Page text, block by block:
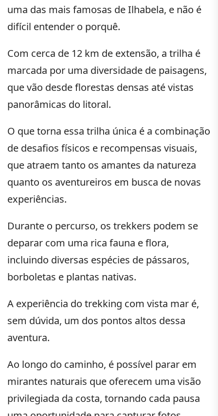
uma das mais famosas de Ilhabela, e não é
difícil entender o porquê.
Com cerca de 12 km de extensão, a trilha é
marcada por uma diversidade de paisagens,
que vão desde florestas densas até vistas
panorâmicas do litoral.
O que torna essa trilha única é a combinação
de desafios físicos e recompensas visuais,
que atraem tanto os amantes da natureza
quanto os aventureiros em busca de novas
experiências.
Durante o percurso, os trekkers podem se
deparar com uma rica fauna e flora,
incluindo diversas espécies de pássaros,
borboletas e plantas nativas.
A experiência do trekking com vista mar é,
sem dúvida, um dos pontos altos dessa
aventura.
Ao longo do caminho, é possível parar em
mirantes naturais que oferecem uma visão
privilegiada da costa, tornando cada pausa